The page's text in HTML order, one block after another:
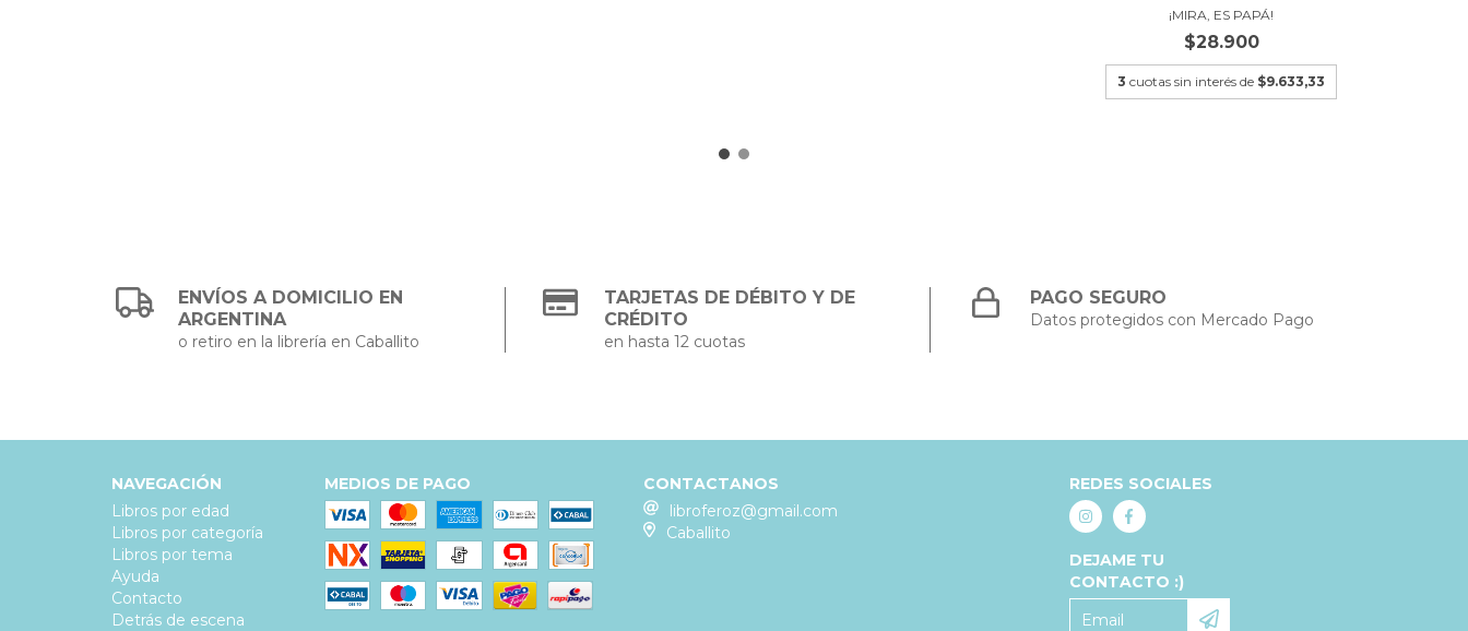
¡MIRA, ES PAPÁ!
$28.900
3 cuotas sin interés de $9.633,33
ENVÍOS A DOMICILIO EN
ARGENTINA
o retiro en la librería en Caballito
TARJETAS DE DÉBITO Y DE
CRÉDITO
en hasta 12 cuotas
PAGO SEGURO
Datos protegidos con Mercado Pago
NAVEGACIÓN
Libros por edad
Libros por categoría
Libros por tema
Ayuda
Contacto
Detrás de escena
MEDIOS DE PAGO
CONTACTANOS
libroferoz@gmail.com
Caballito
REDES SOCIALES
DEJAME TU
CONTACTO :)